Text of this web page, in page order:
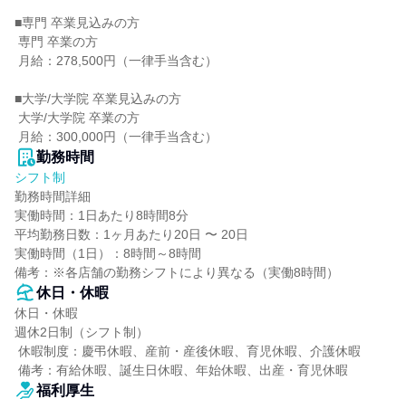
■専門 卒業見込みの方
■大学/大学院 卒業見込みの方
月給：300,000円（一律手当含む）
勤務時間
シフト制
勤務時間詳細
実働時間：1日あたり8時間8分
平均勤務日数：1ヶ月あたり20日 〜 20日
実働時間（1日）：8時間～8時間
備考：※各店舗の勤務シフトにより異なる（実働8時間）
休日・休暇
休日・休暇
週休2日制（シフト制）
備考：有給休暇、誕生日休暇、年始休暇、出産・育児休暇
福利厚生